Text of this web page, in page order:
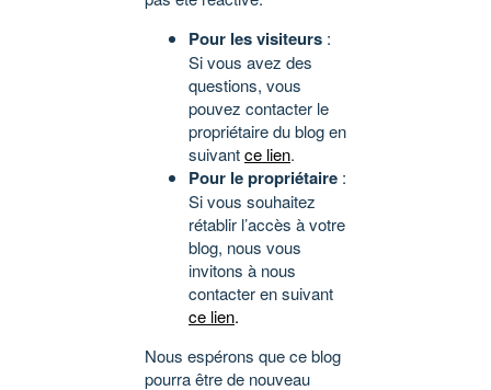
Pour les visiteurs :
Si vous avez des
questions, vous
pouvez contacter le
propriétaire du blog en
suivantce lien.
Pour le propriétaire :
Si vous souhaitez
rétablir l’accès à votre
blog, nous vous
invitons à nous
contacter en suivant
ce lien.
Nous espérons que ce blog
pourra être de nouveau